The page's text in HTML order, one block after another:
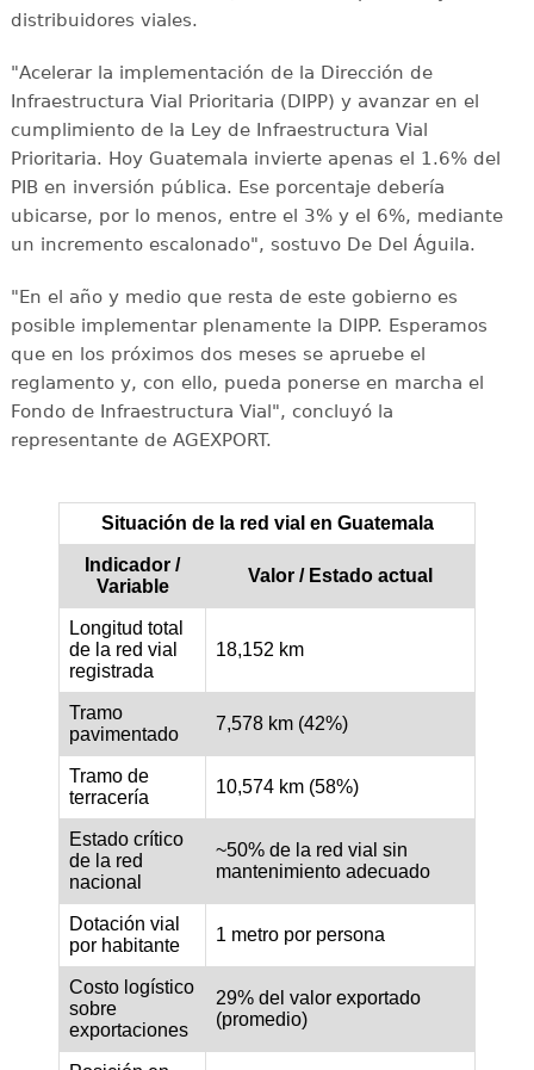
distribuidores viales.
"Acelerar la implementación de la Dirección de
Infraestructura Vial Prioritaria (DIPP) y avanzar en el
cumplimiento de la Ley de Infraestructura Vial
Prioritaria. Hoy Guatemala invierte apenas el 1.6% del
PIB en inversión pública. Ese porcentaje debería
ubicarse, por lo menos, entre el 3% y el 6%, mediante
un incremento escalonado", sostuvo De Del Águila.
"En el año y medio que resta de este gobierno es
posible implementar plenamente la DIPP. Esperamos
que en los próximos dos meses se apruebe el
reglamento y, con ello, pueda ponerse en marcha el
Fondo de Infraestructura Vial", concluyó la
representante de AGEXPORT.
Situación de la red vial en Guatemala
Indicador /
Variable
Valor / Estado actual
Longitud total
de la red vial
registrada
18,152 km
Tramo
pavimentado
7,578 km (42%)
Tramo de
terracería
10,574 km (58%)
Estado crítico
de la red
nacional
~50% de la red vial sin
mantenimiento adecuado
Dotación vial
por habitante
1 metro por persona
Costo logístico
sobre
exportaciones
29% del valor exportado
(promedio)